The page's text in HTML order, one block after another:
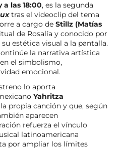
a las 18:00, es la segunda
tras el videoclip del tema
a cargo de Stillz (Matías
de Rosalía y conocido por
estética visual a la pantalla.
la narrativa artística
el simbolismo,
emocional.
lo aporta
Yahritza
propia canción y que, según
aparecen
refuerza el vínculo
latinoamericana
por ampliar los límites